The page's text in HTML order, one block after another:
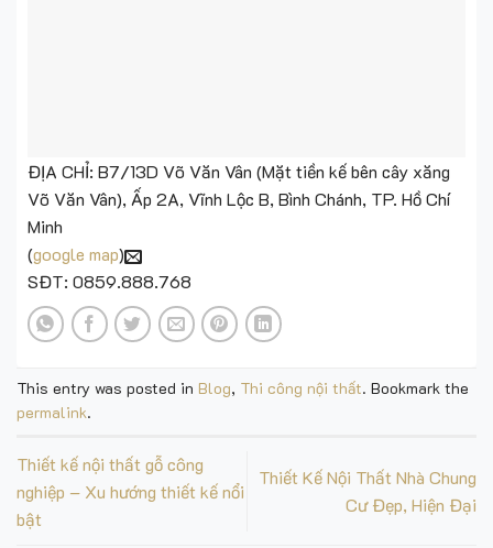
ĐỊA CHỈ: B7/13D Võ Văn Vân (Mặt tiền kế bên cây xăng
Võ Văn Vân), Ấp 2A, Vĩnh Lộc B, Bình Chánh, TP. Hồ Chí
Minh
(google map)
SĐT: 0859.888.768
This entry was posted in Blog, Thi công nội thất. Bookmark the
permalink.
Thiết kế nội thất gỗ công
nghiệp – Xu hướng thiết kế nổi
bật
Thiết Kế Nội Thất Nhà Chung
Cư Đẹp, Hiện Đại